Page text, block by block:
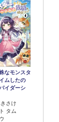
なモンスタ
ムしたの
イダーシ
さけ
タム